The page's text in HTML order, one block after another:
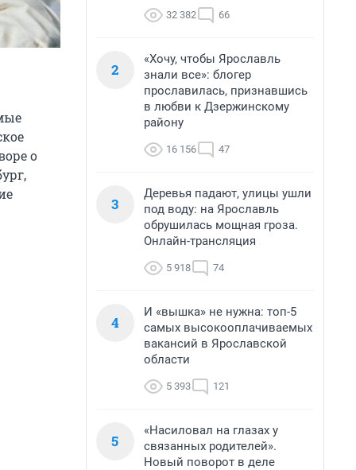
о
32 382 66
2
«Хочу, чтобы Ярославль
знали все»: блогер
прославилась, признавшись
в любви к Дзержинскому
району
16 156 47
3
Деревья падают, улицы ушли
под воду: на Ярославль
обрушилась мощная гроза.
Онлайн-трансляция
5 918 74
4
И «вышка» не нужна: топ-5
самых высокооплачиваемых
вакансий в Ярославской
области
5 393 121
5
«Насиловал на глазах у
связанных родителей».
Новый поворот в деле